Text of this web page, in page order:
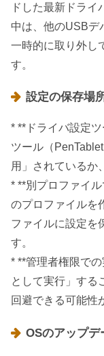
ドした最新ドラ
中は、他のUSBデ
一時的に取り外し
す。
設定の保存場
* **ドライバ設定
ツール（
用」されているか
* **別プロファイ
のプロファイルを
ファイルに設定を
す。
* **管理者権限で
として実行」する
回避できる可能性
OSのアップ